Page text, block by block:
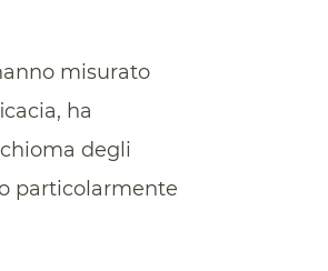
misurato
ha
degli
particolarmente